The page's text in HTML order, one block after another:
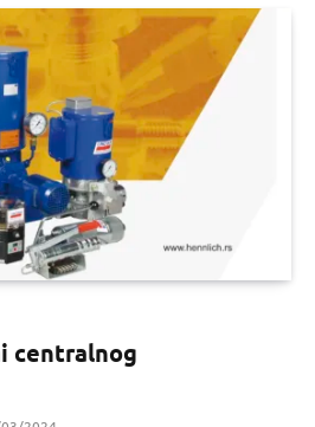
centralnog